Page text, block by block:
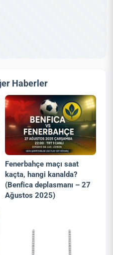
Haberler
Fenerbahçe maçı saat
kaçta, hangi kanalda?
(Benfica deplasmanı – 27
Ağustos 2025)